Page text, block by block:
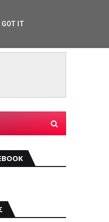
GOT IT